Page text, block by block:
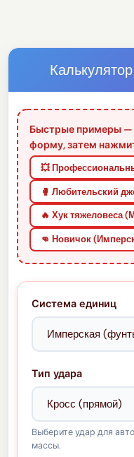
Быстрые примеры —
форму, затем
💥
🥊 Любительский
🔥 Хук тяжеловеса
👊 Новичок
Система единиц
Тип удара
Выберите удар для
массы.